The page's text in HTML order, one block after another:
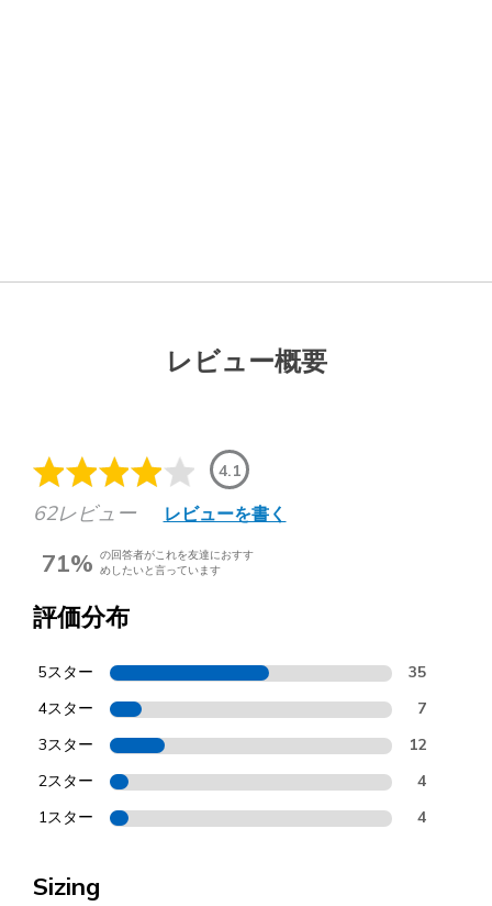
レビュー概要
4.1
62レビュー レビューを書く
71% の回答者がこれを友達におすす
めしたいと言っています
評価分布
5スター 35
4スター 7
3スター 12
2スター 4
1スター 4
Sizing